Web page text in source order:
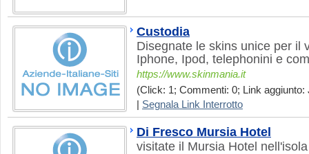
Custodia
Disegnate le skins unice per il
Iphone, Ipod, telephonini e
https://www.skinmania.it
(Click: 1; Commenti: 0; Link aggiunto:
Segnala Link Interrotto
Di Fresco Mursia Hotel
visitate il Mursia Hotel